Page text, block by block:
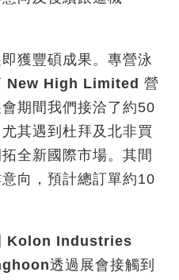
獲豐碩成果。專營泳
New High Limited 營
期間我們接洽了約50
其遇到杜拜及北非買
全新國際市場。其間
向，預計總訂單約10
Kolon Industries
透過展會接觸到